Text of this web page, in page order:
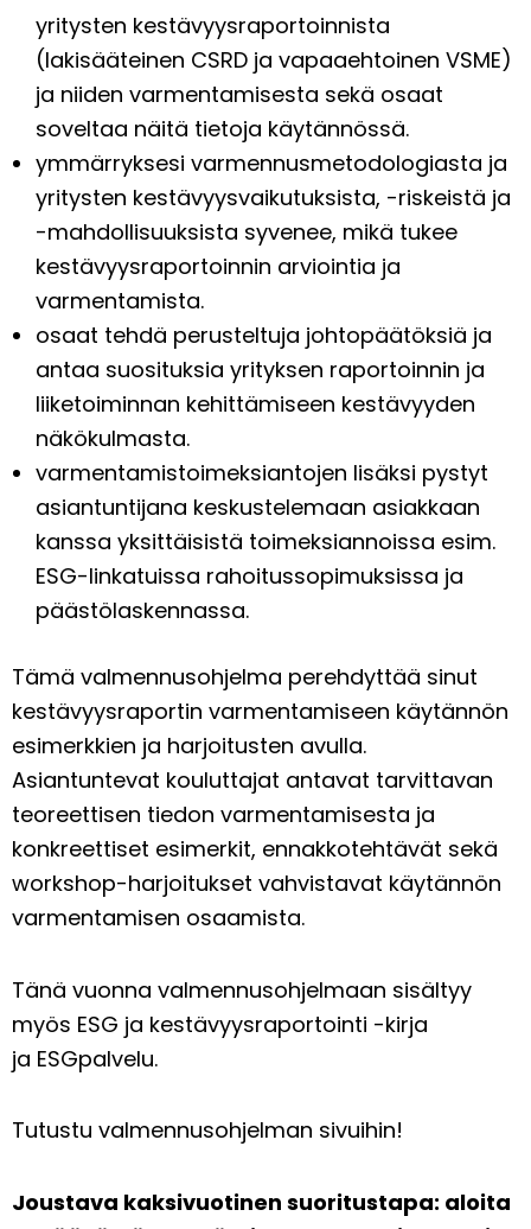
yritysten kestävyysraportoinnista
(lakisääteinen CSRD ja vapaaehtoinen VSME)
ja niiden varmentamisesta sekä osaat
soveltaa näitä tietoja käytännössä.
ymmärryksesi varmennusmetodologiasta ja
yritysten kestävyysvaikutuksista, -riskeistä ja
-mahdollisuuksista syvenee, mikä tukee
kestävyysraportoinnin arviointia ja
varmentamista.
osaat tehdä perusteltuja johtopäätöksiä ja
antaa suosituksia yrityksen raportoinnin ja
liiketoiminnan kehittämiseen kestävyyden
näkökulmasta.
varmentamistoimeksiantojen lisäksi pystyt
asiantuntijana keskustelemaan asiakkaan
kanssa yksittäisistä toimeksiannoissa esim.
ESG-linkatuissa rahoitussopimuksissa ja
päästölaskennassa.
Tämä valmennusohjelma perehdyttää sinut
kestävyysraportin varmentamiseen käytännön
esimerkkien ja harjoitusten avulla.
Asiantuntevat kouluttajat antavat tarvittavan
teoreettisen tiedon varmentamisesta ja
konkreettiset esimerkit, ennakkotehtävät sekä
workshop-harjoitukset vahvistavat käytännön
varmentamisen osaamista.
Tänä vuonna valmennusohjelmaan sisältyy
myös ESG ja kestävyysraportointi -kirja
ja ESGpalvelu.
Tutustu valmennusohjelman sivuihin!
Joustava kaksivuotinen suoritustapa: aloita